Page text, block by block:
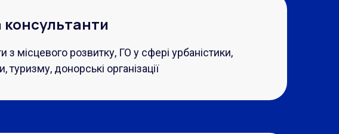
консультанти
з місцевого розвитку, ГО у сфері урбаністики,
туризму, донорські організації